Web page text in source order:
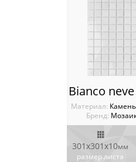
Материал: Камень
Бренд:
301х301х10мм
размер листа